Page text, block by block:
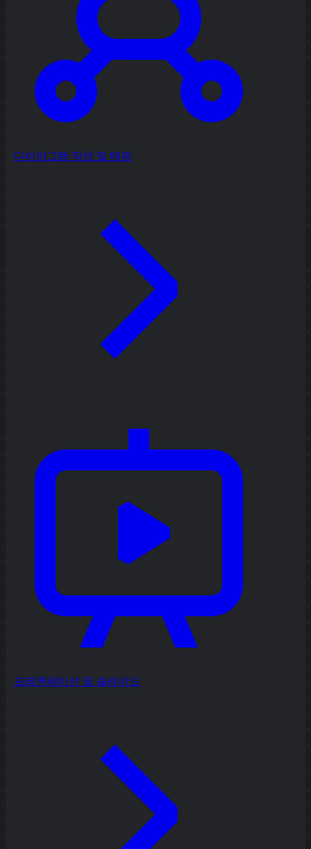
다이어그램 작성 및 매핑
프레젠테이션 및 슬라이드